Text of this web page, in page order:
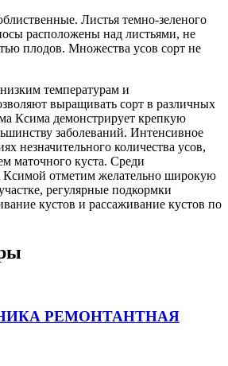
Листья темно-зеленого
расположены над листьями, не
плодов. Множества усов сорт не
температурам и
выращивать сорт в различных
Ксима демонстрирует крепкую
заболеваний. Интенсивное
незначительного количества усов,
маточного куста. Среди
Ксимой отметим желательно широкую
регулярные подкормки
кустов и рассаживание кустов по
РЕМОНТАНТНАЯ